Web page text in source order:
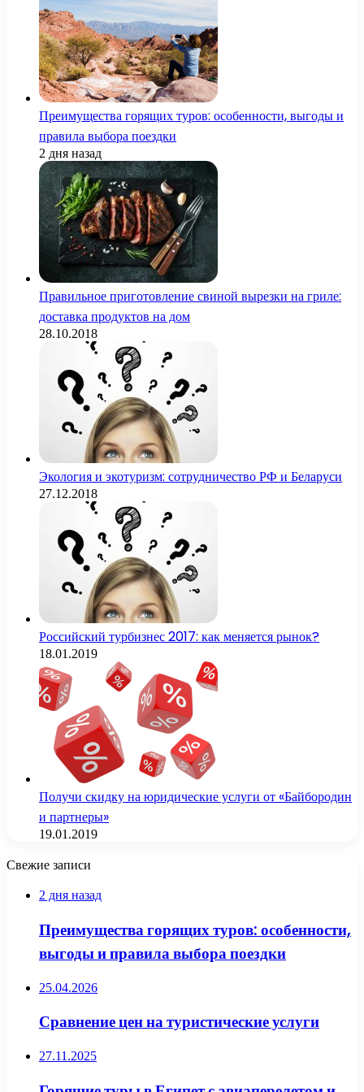
Преимущества горящих туров: особенности, выгоды и
правила выбора поездки
2 дня назад
Правильное приготовление свиной вырезки на гриле:
доставка продуктов на дом
28.10.2018
Экология и экотуризм: сотрудничество РФ и Беларуси
27.12.2018
Российский турбизнес 2017: как меняется рынок?
18.01.2019
Получи скидку на юридические услуги от «Байбородин
и партнеры»
19.01.2019
Свежие записи
2 дня назад
Преимущества горящих туров: особенности,
выгоды и правила выбора поездки
25.04.2026
Сравнение цен на туристические услуги
27.11.2025